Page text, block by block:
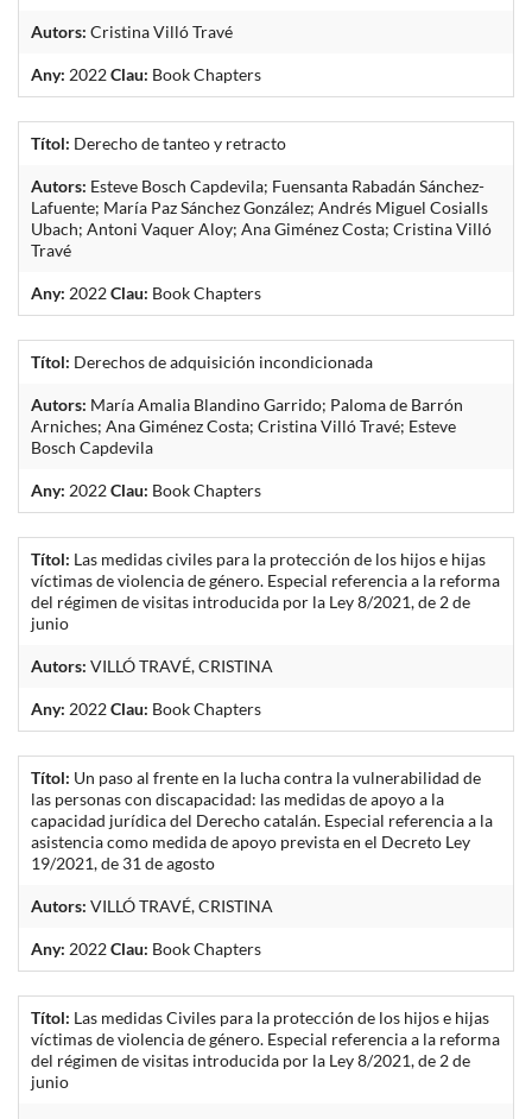
Autors: Cristina Villó Travé
Any: 2022Clau: Book Chapters
Títol: Derecho de tanteo y retracto
Autors: Esteve Bosch Capdevila; Fuensanta Rabadán Sánchez-
Lafuente; María Paz Sánchez González; Andrés Miguel Cosialls
Ubach; Antoni Vaquer Aloy; Ana Giménez Costa; Cristina Villó
Travé
Any: 2022Clau: Book Chapters
Títol: Derechos de adquisición incondicionada
Autors: María Amalia Blandino Garrido; Paloma de Barrón
Arniches; Ana Giménez Costa; Cristina Villó Travé; Esteve
Bosch Capdevila
Any: 2022Clau: Book Chapters
Títol: Las medidas civiles para la protección de los hijos e hijas
víctimas de violencia de género. Especial referencia a la reforma
del régimen de visitas introducida por la Ley 8/2021, de 2 de
junio
Autors: VILLÓ TRAVÉ, CRISTINA
Any: 2022Clau: Book Chapters
Títol: Un paso al frente en la lucha contra la vulnerabilidad de
las personas con discapacidad: las medidas de apoyo a la
capacidad jurídica del Derecho catalán. Especial referencia a la
asistencia como medida de apoyo prevista en el Decreto Ley
19/2021, de 31 de agosto
Autors: VILLÓ TRAVÉ, CRISTINA
Any: 2022Clau: Book Chapters
Títol: Las medidas Civiles para la protección de los hijos e hijas
víctimas de violencia de género. Especial referencia a la reforma
del régimen de visitas introducida por la Ley 8/2021, de 2 de
junio